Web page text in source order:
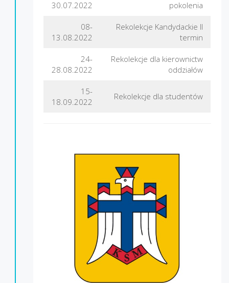
30.07.2022
pokolenia
08-
13.08.2022
Rekolekcje Kandydackie II
termin
24-
28.08.2022
Rekolekcje dla kierownictw
oddziałów
15-
18.09.2022
Rekolekcje dla studentów